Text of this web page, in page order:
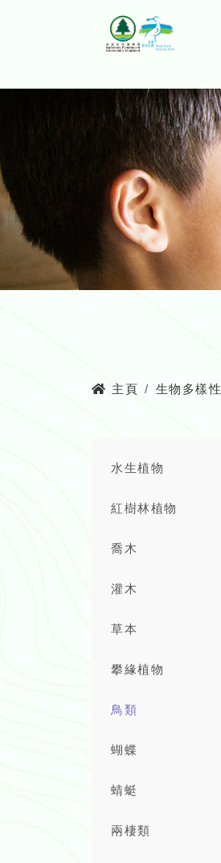
主頁 生物多樣性
水生植物
紅樹林植物
喬木
灌木
草本
攀緣植物
鳥類
蝴蝶
蜻蜓
兩棲類